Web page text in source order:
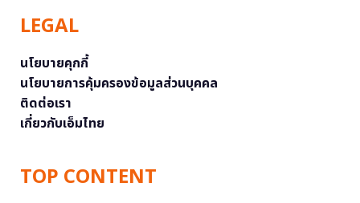
LEGAL
นโยบายคุกกี้
นโยบายการคุ้มครองข้อมูลส่วนบุคคล
ติดต่อเรา
เกี่ยวกับเอ็มไทย
TOP CONTENT